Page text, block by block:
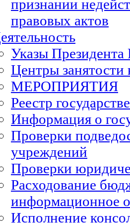
признании
правовых актов
Указы
Центры занятости
МЕРОПРИЯТИЯ
Реестр
Информация о
Проверки
учреждений
Проверки
Расходование
информационное
Исполнение